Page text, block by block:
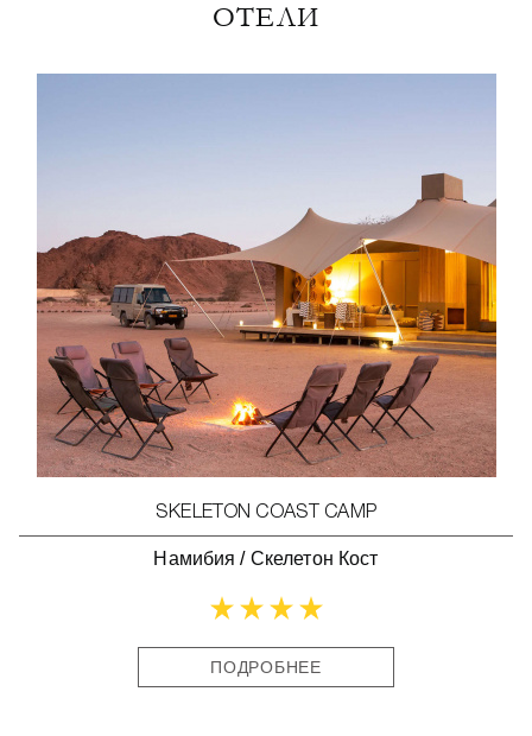
ОТЕЛИ
SKELETON COAST CAMP
Намибия / Скелетон Кост
ПОДРОБНЕЕ